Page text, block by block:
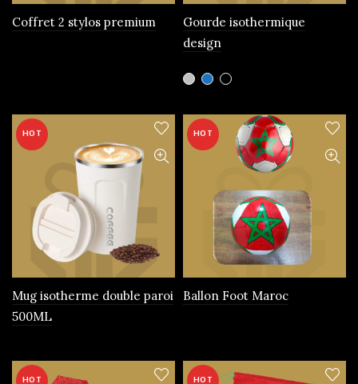
page
du
produit
Coffret 2 stylos premium
Gourde isothermique
design
Ce
produit
plusieurs
variations.
peuvent
choisies
page
du
HOT
Mug isotherme double paroi
500ML
HOT
Ballon Foot Maroc
HOT HOT